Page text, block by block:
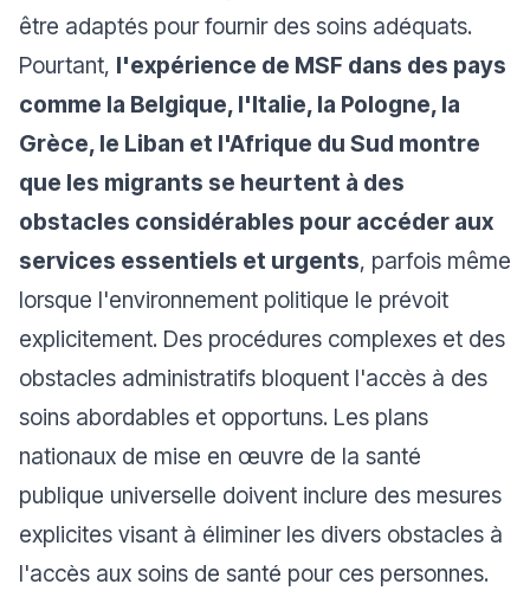
être adaptés pour fournir des soins adéquats.
Pourtant, l'expérience de MSF dans des pays
comme la Belgique, l'Italie, la Pologne, la
Grèce, le Liban et l'Afrique du Sud montre
que les migrants se heurtent à des
obstacles considérables pour accéder aux
services essentiels et urgents, parfois même
lorsque l'environnement politique le prévoit
explicitement. Des procédures complexes et des
obstacles administratifs bloquent l'accès à des
soins abordables et opportuns. Les plans
nationaux de mise en œuvre de la santé
publique universelle doivent inclure des mesures
explicites visant à éliminer les divers obstacles à
l'accès aux soins de santé pour ces personnes.